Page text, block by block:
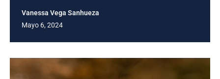
Vanessa Vega Sanhueza
Mayo 6, 2024